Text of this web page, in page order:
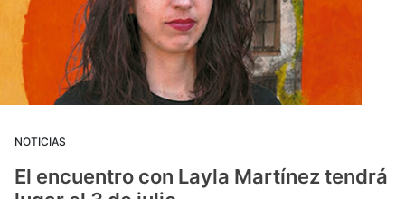
NOTICIAS
El encuentro con Layla Martínez tendrá